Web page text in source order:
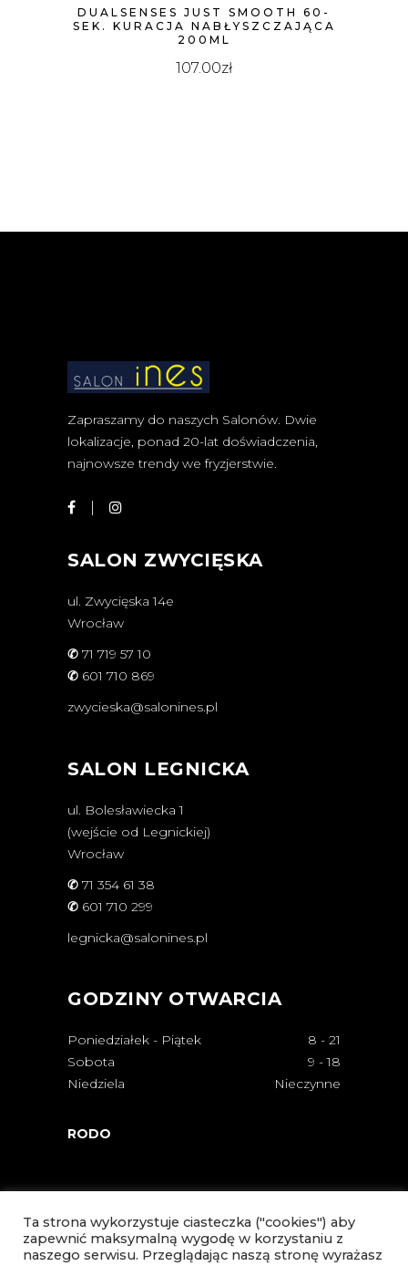
DUALSENSES JUST SMOOTH 60-
SEK. KURACJA NABŁYSZCZAJĄCA
200ML
107.00zł
Zapraszamy do naszych Salonów. Dwie
lokalizacje, ponad 20-lat doświadczenia,
najnowsze trendy we fryzjerstwie.
SALON ZWYCIĘSKA
ul. Zwycięska 14e
Wrocław
✆ 71 719 57 10
✆ 601 710 869
zwycieska@salonines.pl
SALON LEGNICKA
ul. Bolesławiecka 1
(wejście od Legnickiej)
Wrocław
✆ 71 354 61 38
✆ 601 710 299
legnicka@salonines.pl
GODZINY OTWARCIA
Poniedziałek - Piątek 8 - 21
Sobota
9 - 18
Niedziela
Nieczynne
RODO
Ta strona wykorzystuje ciasteczka ("cookies") aby
zapewnić maksymalną wygodę w korzystaniu z
naszego serwisu. Przeglądając naszą stronę wyrażasz